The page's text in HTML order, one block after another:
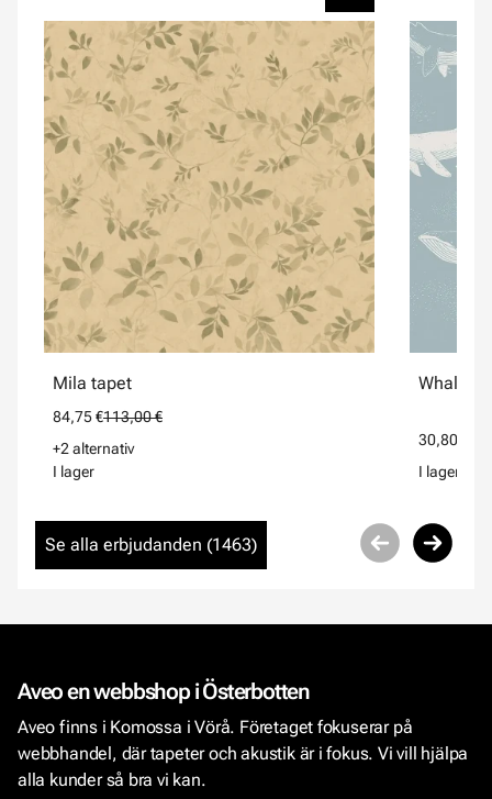
Mila tapet
84,75 €113,00 €
+2 alternativ
I lager
Whales
30,80 €
I lager
Se alla erbjudanden (1463)
Aveo en webbshop i Österbotten
Aveo finns i Komossa i Vörå. Företaget fokuserar på
webbhandel, där tapeter och akustik är i fokus. Vi vill hjälpa
alla kunder så bra vi kan.